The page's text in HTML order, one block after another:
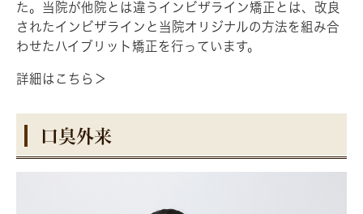
た。当院が他院とは違うインビザライン矯正とは、改良
されたインビザラインと当院オリジナルの方法を組み合
わせたハイブリット矯正を行っています。
詳細はこちら＞
口臭外来